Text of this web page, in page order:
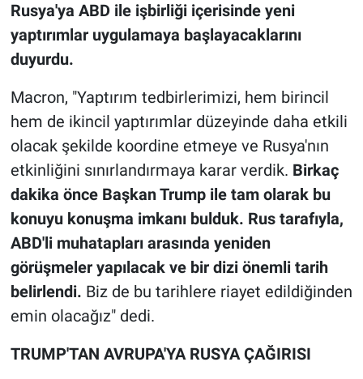
Rusya'ya ABD ile işbirliği içerisinde yeni
yaptırımlar uygulamaya başlayacaklarını
duyurdu.
Macron, "Yaptırım tedbirlerimizi, hem birincil
hem de ikincil yaptırımlar düzeyinde daha etkili
olacak şekilde koordine etmeye ve Rusya'nın
etkinliğini sınırlandırmaya karar verdik. Birkaç
dakika önce Başkan Trump ile tam olarak bu
konuyu konuşma imkanı bulduk. Rus tarafıyla,
ABD'li muhatapları arasında yeniden
görüşmeler yapılacak ve bir dizi önemli tarih
belirlendi. Biz de bu tarihlere riayet edildiğinden
emin olacağız" dedi.
TRUMP'TAN AVRUPA'YA RUSYA ÇAĞIRISI